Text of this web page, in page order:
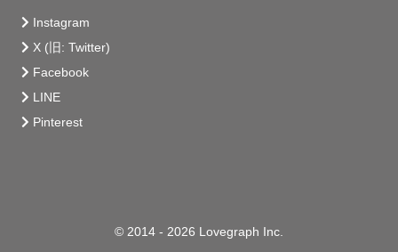
目の前に広がっているのは散らかったおもちゃたち。
子どもを見てはお世話して、
あれこれやることで頭がいっぱい。
そんな時に「写真」を見ると、
Instagram
X (旧: Twitter)
Facebook
LINE
Pinterest
© 2014 - 2026 Lovegraph Inc.